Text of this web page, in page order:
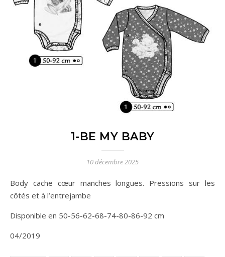
1-BE MY BABY
10 décembre 2025
Body cache cœur manches longues. Pressions sur les
côtés et à l’entrejambe
Disponible en 50-56-62-68-74-80-86-92 cm
04/2019